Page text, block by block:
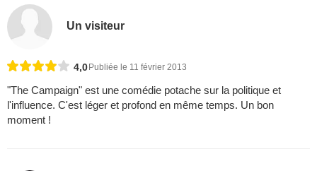
Un visiteur
4,0 Publiée le 11 février 2013
"The Campaign" est une comédie potache sur la politique et
l'influence. C'est léger et profond en même temps. Un bon
moment !